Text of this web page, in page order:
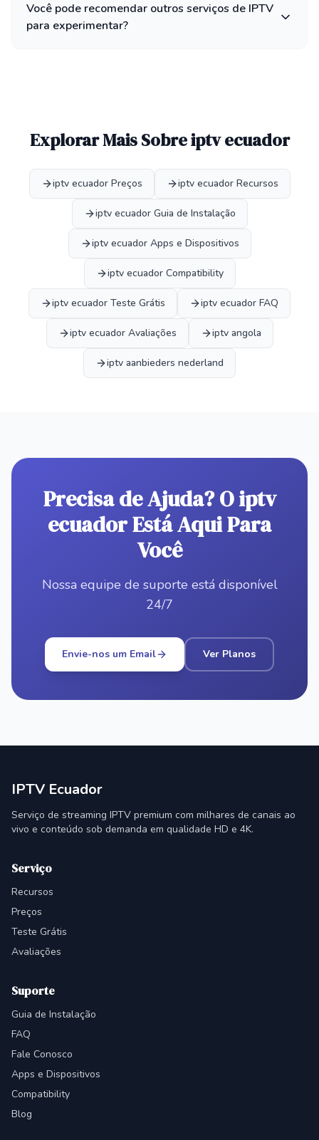
Você pode recomendar outros serviços de IPTV
para experimentar?
Explorar Mais Sobre iptv ecuador
iptv ecuador Preços iptv ecuador Recursos
iptv ecuador Guia de Instalação
iptv ecuador Apps e Dispositivos
iptv ecuador Compatibility
iptv ecuador Teste Grátis iptv ecuador FAQ
iptv ecuador Avaliações iptv angola
iptv aanbieders nederland
Precisa de Ajuda? O iptv
ecuador Está Aqui Para
Você
Nossa equipe de suporte está disponível
24/7
Envie-nos um Email Ver Planos
IPTV Ecuador
Serviço de streaming IPTV premium com milhares de canais ao
vivo e conteúdo sob demanda em qualidade HD e 4K.
Serviço
Recursos
Preços
Teste Grátis
Avaliações
Suporte
Guia de Instalação
FAQ
Fale Conosco
Apps e Dispositivos
Compatibility
Blog